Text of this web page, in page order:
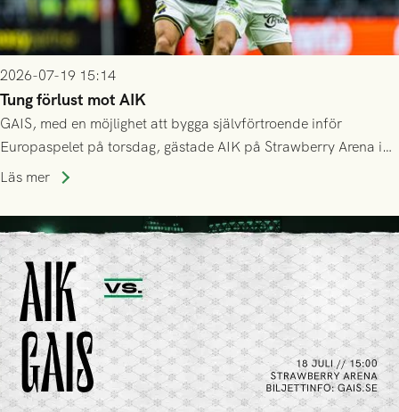
2026-07-19 15:14
Tung förlust mot AIK
GAIS, med en möjlighet att bygga självförtroende inför
Europaspelet på torsdag, gästade AIK på Strawberry Arena i
Stockholm . Men trots konstant hotande i första halvlek av
lyckades få in 2-0.
Läs mer